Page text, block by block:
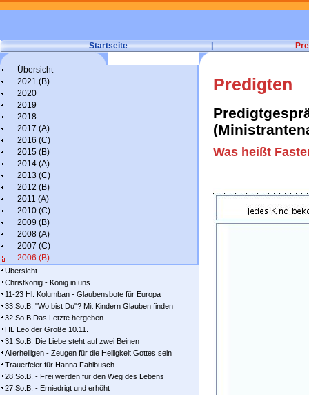
Startseite |
Übersicht
2021 (B)
2020
2019
2018
2017 (A)
2016 (C)
2015 (B)
2014 (A)
2013 (C)
2012 (B)
2011 (A)
2010 (C)
2009 (B)
2008 (A)
2007 (C)
2006 (B)
Übersicht
Christkönig - König in uns
11-23 Hl. Kolumban - Glaubensbote für Europa
33.So.B. "Wo bist Du"? Mit Kindern Glauben finden
32.So.B Das Letzte hergeben
HL Leo der Große 10.11.
31.So.B. Die Liebe steht auf zwei Beinen
Allerheiligen - Zeugen für die Heiligkeit Gottes sein
Trauerfeier für Hanna Fahlbusch
28.So.B. - Frei werden für den Weg des Lebens
27.So.B. - Erniedrigt und erhöht
Predigten
Was heißt